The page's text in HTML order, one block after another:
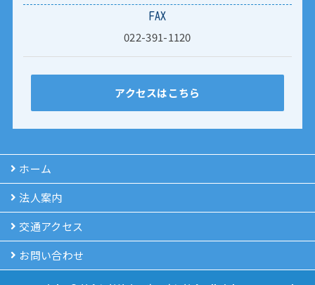
FAX
022-391-1120
アクセスはこちら
ホーム
法人案内
交通アクセス
お問い合わせ